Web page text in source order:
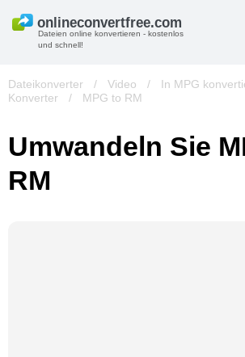
Dateien online konvertieren - kostenlos
und schnell!
Dateikonverter / Video / In MPG
Konverter
/ MPG to RM
Umwandeln Sie
RM